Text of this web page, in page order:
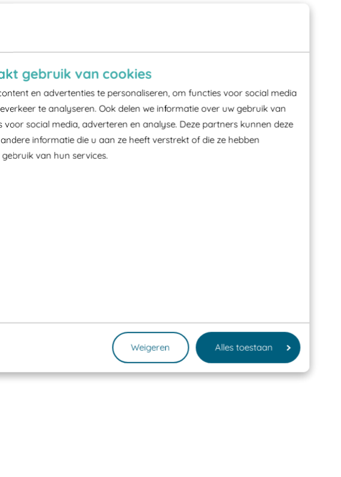
gebruik van cookies
en advertenties te personaliseren, om functies voor social media
te analyseren. Ook delen we informatie over uw gebruik van
social media, adverteren en analyse. Deze partners kunnen deze
informatie die u aan ze heeft verstrekt of die ze hebben
van hun services.
Weigeren Alles toestaan